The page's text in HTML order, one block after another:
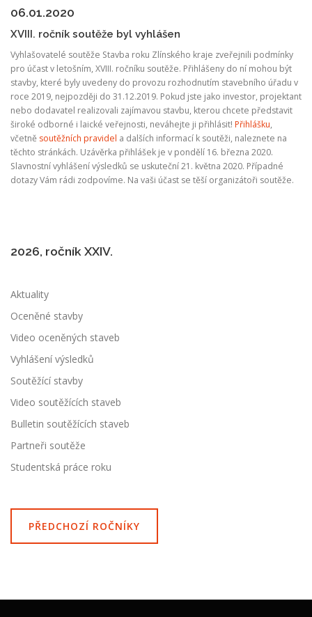
06.01.2020
XVIII. ročník soutěže byl vyhlášen
Vyhlašovatelé soutěže Stavba roku Zlínského kraje zveřejnili podmínky
pro účast v letošním, XVIII. ročníku soutěže. Přihlášeny do ní mohou být
stavby, které byly uvedeny do provozu rozhodnutím stavebního úřadu v
roce 2019, nejpozději do 31.12.2019. Pokud jste jako investor, projektant
nebo dodavatel realizovali zajímavou stavbu, kterou chcete představit
široké odborné i laické veřejnosti, neváhejte ji přihlásit! Přihlášku,
včetně soutěžních pravidel a dalších informací k soutěži, naleznete na
těchto stránkách. Uzávěrka přihlášek je v pondělí 16. března 2020.
Slavnostní vyhlášení výsledků se uskuteční 21. května 2020. Případné
dotazy Vám rádi zodpovíme. Na vaši účast se těší organizátoři soutěže.
2026, ročník XXIV.
Aktuality
Oceněné stavby
Video oceněných staveb
Vyhlášení výsledků
Soutěžící stavby
Video soutěžících staveb
Bulletin soutěžících staveb
Partneři soutěže
Studentská práce roku
PŘEDCHOZÍ ROČNÍKY